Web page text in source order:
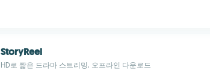
StoryReel
HD로 짧은 드라마 스트리밍, 오프라인 다운로드